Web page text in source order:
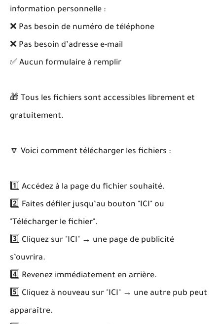
information personnelle :
❌ Pas besoin de numéro de téléphone
❌ Pas besoin d’adresse e-mail
✅ Aucun formulaire à remplir
🎁 Tous les fichiers sont accessibles librement et
gratuitement.
🔽 Voici comment télécharger les fichiers :
1️⃣ Accédez à la page du fichier souhaité.
2️⃣ Faites défiler jusqu’au bouton "ICI" ou
"Télécharger le fichier".
3️⃣ Cliquez sur "ICI" → une page de publicité
s’ouvrira.
4️⃣ Revenez immédiatement en arrière.
5️⃣ Cliquez à nouveau sur "ICI" → une autre pub peut
apparaître.